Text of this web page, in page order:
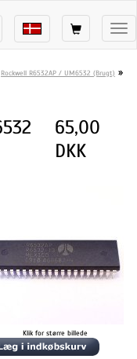
Rockwell R6532AP / UM6532 (Brugt) »
65,00
DKK
Klik for større billede